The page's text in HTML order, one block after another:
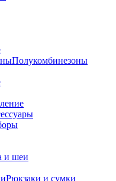
Полукомбинезоны
и шеи
Рюкзаки и сумки